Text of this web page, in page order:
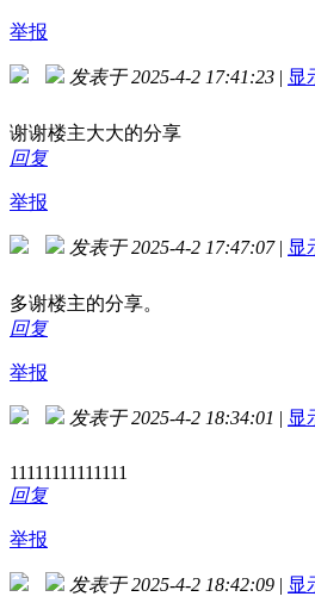
举报
发表于 2025-4-2 17:41:23 | 显
谢谢楼主大大的分享
回复
举报
发表于 2025-4-2 17:47:07 | 显
多谢楼主的分享。
回复
举报
发表于 2025-4-2 18:34:01 | 显
11111111111111
回复
举报
发表于 2025-4-2 18:42:09 | 显